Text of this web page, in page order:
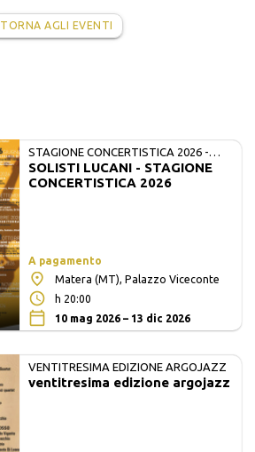
TORNA AGLI EVENTI
STAGIONE CONCERTISTICA 2026 -
MATE E SOLISTI LUCANI
SOLISTI LUCANI - STAGIONE
CONCERTISTICA 2026
A pagamento
Matera (MT), Palazzo Viceconte
h 20:00
10 mag 2026 – 13 dic 2026
VENTITRESIMA EDIZIONE ARGOJAZZ
ventitresima edizione argojazz